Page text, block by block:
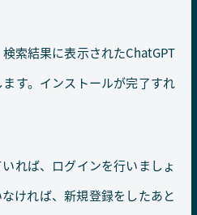
索結果に表示されたChatGPT
す。インストールが完了すれ
れば、ログインを行いましょ
ければ、新規登録をしたあと